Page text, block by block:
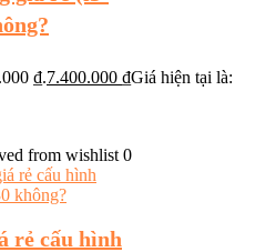
₫.7.400.000 ₫Giá hiện tại là:
from wishlist 0
rẻ cấu hình